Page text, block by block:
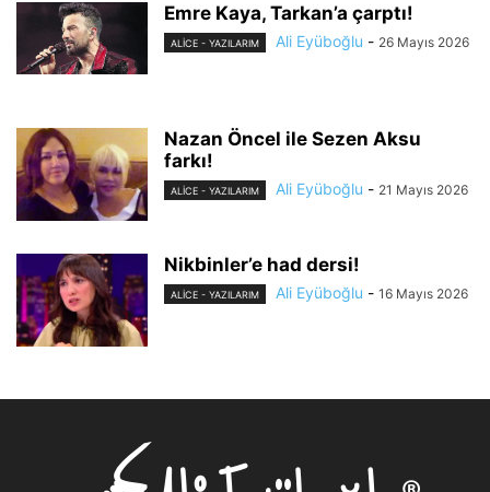
Emre Kaya, Tarkan’a çarptı!
ALİCE - YAZILARIM Ali Eyüboğlu - 26 Mayıs 2026
Nazan Öncel ile Sezen Aksu
farkı!
ALİCE - YAZILARIM Ali Eyüboğlu - 21 Mayıs 2026
Nikbinler’e had dersi!
ALİCE - YAZILARIM Ali Eyüboğlu - 16 Mayıs 2026